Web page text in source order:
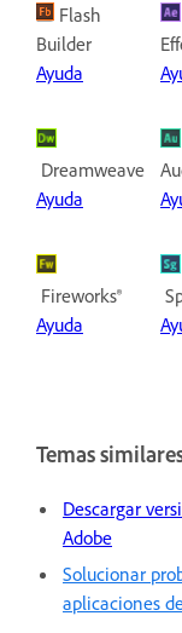
Flash
Builder
Ayuda
Dreamweaver®
Ayuda
Fireworks®
Ayuda
Temas
Descargar
Adobe
Solucionar
aplicaciones